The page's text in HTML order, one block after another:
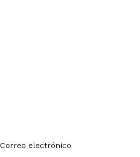
Correo electrónico